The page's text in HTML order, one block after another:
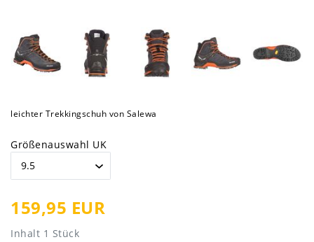
leichter Trekkingschuh von Salewa
Größenauswahl UK
159,95 EUR
Inhalt 1 Stück